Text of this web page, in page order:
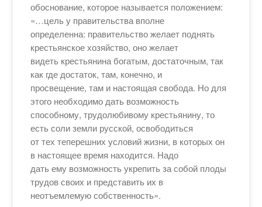
обоснование, которое называется положением:
«…цель у правительства вполне
определенна: правительство желает поднять
крестьянское хозяйство, оно желает
видеть крестьянина богатым, достаточным, так
как где достаток, там, конечно, и
просвещение, там и настоящая свобода. Но для
этого необходимо дать возможность
способному, трудолюбивому крестьянину, то
есть соли земли русской, освободиться
от тех теперешних условий жизни, в которых он
в настоящее время находится. Надо
дать ему возможность укрепить за собой плоды
трудов своих и представить их в
неотъемлемую собственность».